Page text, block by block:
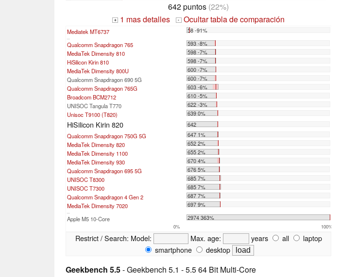
642 puntos (22%)
+ 1 mas detalles - Ocultar tabla de comparación
Mediatek MT6737 58 -91%
...
Qualcomm Snapdragon 765
593 -8%
MediaTek Dimensity 810
598 -7%
HiSilicon Kirin 810
598 -7%
MediaTek Dimensity 800U
600 -7%
Qualcomm Snapdragon 690 5G
600 -7%
Qualcomm Snapdragon 765G
603 -6%
Broadcom BCM2712
610 -5%
UNISOC Tangula T770
622 -3%
Unisoc T9100 (T820)
639 0%
HiSilicon Kirin 820
642
Qualcomm Snapdragon 750G 5G
647 1%
MediaTek Dimensity 820
652 2%
MediaTek Dimensity 1100
655 2%
MediaTek Dimensity 930
670 4%
Qualcomm Snapdragon 695 5G
676 5%
UNISOC T8300
685 7%
UNISOC T7300
685 7%
Qualcomm Snapdragon 4 Gen 2
687 7%
MediaTek Dimensity 7020
697 9%
...
Apple M5 10-Core 2974 363%
0% 100%
Restrict / Search: Model: Max. age: years all
laptop
smartphone
desktop
Geekbench 5.5- Geekbench 5.1 - 5.5 64 Bit Multi-Core